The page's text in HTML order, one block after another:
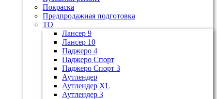
Покраска
Предпродажная подготовка
ТО
Лансер 9
Лансер 10
Паджеро 4
Паджеро Спорт
Паджеро Спорт 3
Аутлендер
Аутлендер ХL
Аутлендер 3